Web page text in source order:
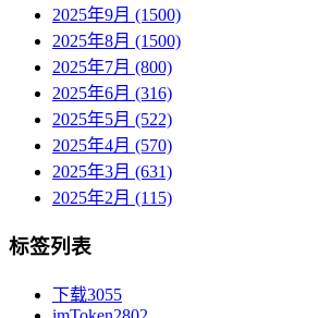
2025年9月 (1500)
2025年8月 (1500)
2025年7月 (800)
2025年6月 (316)
2025年5月 (522)
2025年4月 (570)
2025年3月 (631)
2025年2月 (115)
标签列表
下载3055